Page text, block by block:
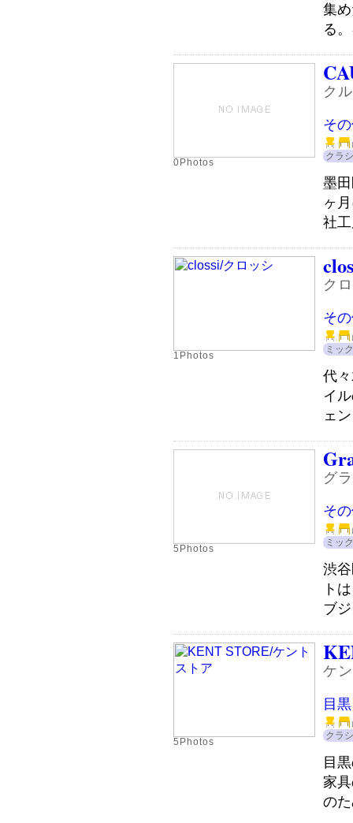
集
る
0Photos
ク
そ
クラ
墨
ヶ
社
1Photos
ク
そ
ミッ
代
イ
ェ
5Photos
グ
そ
ミッ
渋
ト
ブ
5Photos
ケ
目黒
クラ
目
家
の